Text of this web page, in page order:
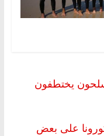
في 10 أيام.. مسلحون يختطفون
على بعض